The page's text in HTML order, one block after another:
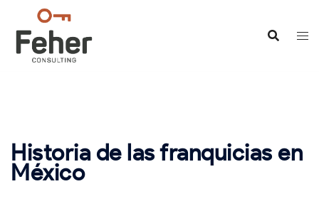
contenido
Historia de las franquicias en
México